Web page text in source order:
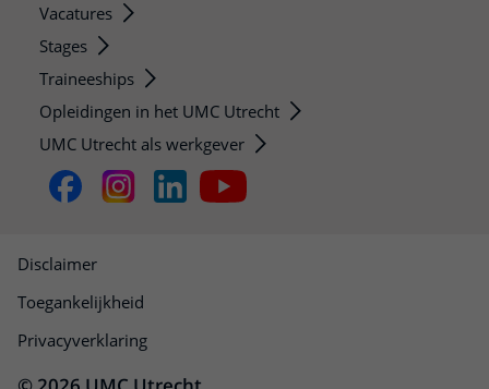
Vacatures
Stages
Traineeships
Opleidingen in het UMC Utrecht
UMC Utrecht als werkgever
Disclaimer
Toegankelijkheid
Privacyverklaring